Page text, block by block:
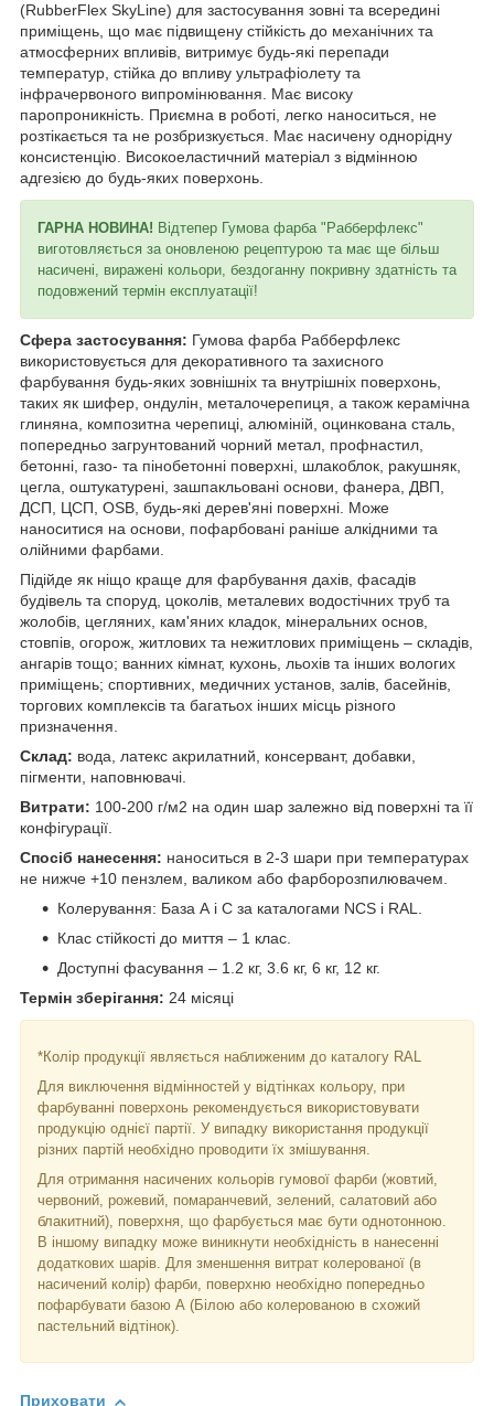
(RubberFlex SkyLine) для застосування зовні та всередині
приміщень, що має підвищену стійкість до механічних та
атмосферних впливів, витримує будь-які перепади
температур, стійка до впливу ультрафіолету та
інфрачервоного випромінювання. Має високу
паропроникність. Приємна в роботі, легко наноситься, не
розтікається та не розбризкується. Має насичену однорідну
консистенцію. Високоеластичний матеріал з відмінною
адгезією до будь-яких поверхонь.
ГАРНА НОВИНА! Відтепер Гумова фарба "Рабберфлекс"
виготовляється за оновленою рецептурою та має ще більш
насичені, виражені кольори, бездоганну покривну здатність та
подовжений термін експлуатації!
Сфера застосування: Гумова фарба Рабберфлекс
використовується для декоративного та захисного
фарбування будь-яких зовнішніх та внутрішніх поверхонь,
таких як шифер, ондулін, металочерепиця, а також керамічна
глиняна, композитна черепиці, алюміній, оцинкована сталь,
попередньо загрунтований чорний метал, профнастил,
бетонні, газо- та пінобетонні поверхні, шлакоблок, ракушняк,
цегла, оштукатурені, зашпакльовані основи, фанера, ДВП,
ДСП, ЦСП, OSB, будь-які дерев'яні поверхні. Може
наноситися на основи, пофарбовані раніше алкідними та
олійними фарбами.
Підійде як ніщо краще для фарбування дахів, фасадів
будівель та споруд, цоколів, металевих водостічних труб та
жолобів, цегляних, кам'яних кладок, мінеральних основ,
стовпів, огорож, житлових та нежитлових приміщень – складів,
ангарів тощо; ванних кімнат, кухонь, льохів та інших вологих
приміщень; спортивних, медичних установ, залів, басейнів,
торгових комплексів та багатьох інших місць різного
призначення.
Склад: вода, латекс акрилатний, консервант, добавки,
пігменти, наповнювачі.
Витрати: 100-200 г/м2 на один шар залежно від поверхні та її
конфігурації.
Спосіб нанесення: наноситься в 2-3 шари при температурах
не нижче +10 пензлем, валиком або фарборозпилювачем.
Колерування: База А і С за каталогами NCS і RAL.
Клас стійкості до миття – 1 клас.
Доступні фасування – 1.2 кг, 3.6 кг, 6 кг, 12 кг.
Термін зберігання: 24 місяці
*Колір продукції являється наближеним до каталогу RAL
Для виключення відмінностей у відтінках кольору, при
фарбуванні поверхонь рекомендується використовувати
продукцію однієї партії. У випадку використання продукції
різних партій необхідно проводити їх змішування.
Для отримання насичених кольорів гумової фарби (жовтий,
червоний, рожевий, помаранчевий, зелений, салатовий або
блакитний), поверхня, що фарбується має бути однотонною.
В іншому випадку може виникнути необхідність в нанесенні
додаткових шарів. Для зменшення витрат колерованої (в
насичений колір) фарби, поверхню необхідно попередньо
пофарбувати базою А (Білою або колерованою в схожий
пастельний відтінок).
Приховати